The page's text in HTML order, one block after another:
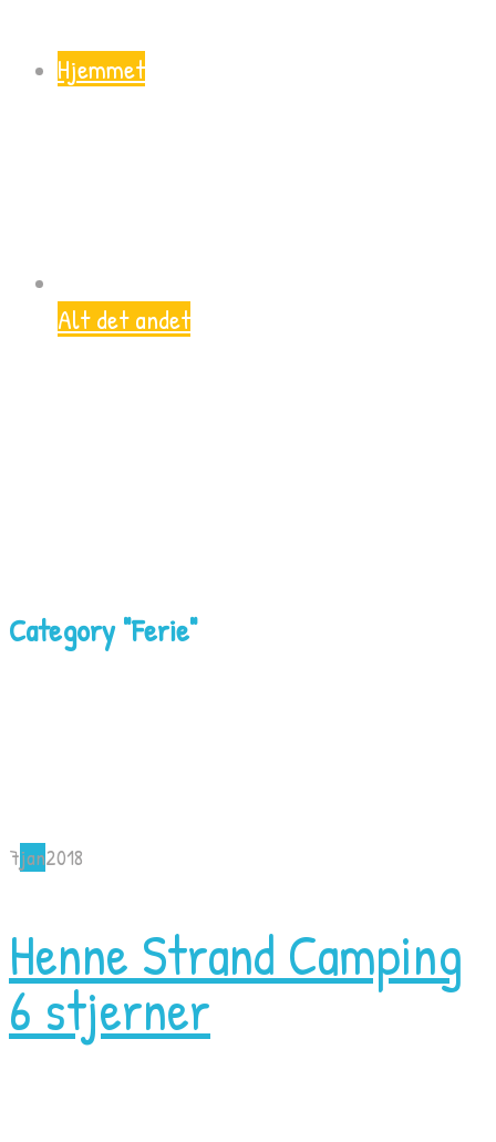
Hjemmet
Alt det andet
Category "Ferie"
7jan2018
Henne Strand Camping
6 stjerner